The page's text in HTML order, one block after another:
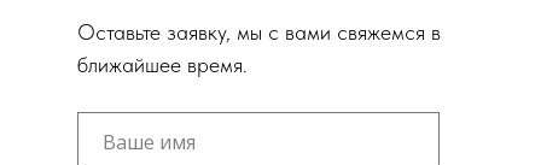
Оставьте заявку, мы с вами свяжемся в
ближайшее время.